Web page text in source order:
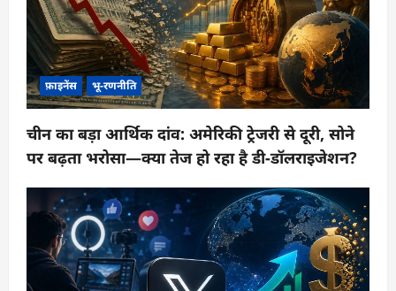
फ़ाइनेंस भू-रणनीति
चीन का बड़ा आर्थिक दांव: अमेरिकी ट्रेजरी से दूरी, सोने
पर बढ़ता भरोसा—क्या तेज हो रहा है डी-डॉलराइजेशन?